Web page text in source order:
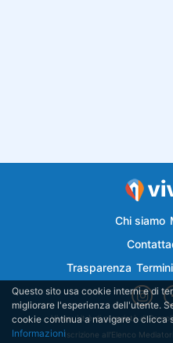
Chi siamo
Trasparenza
Vivoqui.it è di proprietà di
Iscrizione all'Elenco
Questo sito usa cookie interni e di
migliorare l'esperienza dell'utente.
cookie continua a navigare o clicca
Informazioni